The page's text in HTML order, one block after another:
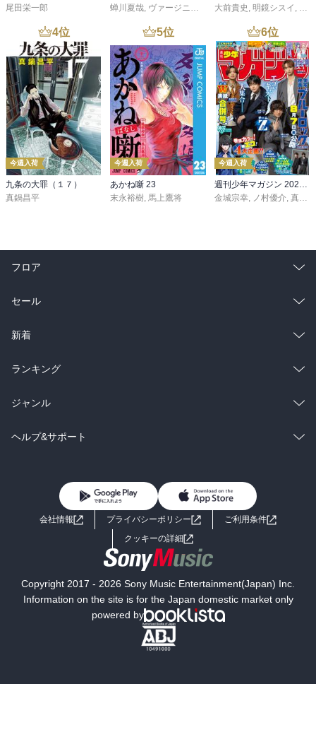
尾田栄一郎
蝉川夏哉, ヴァージニア二等兵 ,転
大前貴史 , 明鏡シスイ , ｔ
4位
今週入荷
九条の大罪（１７）
真鍋昌平
5位
今週入荷
あかね噺 23
末永裕樹, 馬上鷹将
6位
今週入荷
週刊少年マガジン 2026年36・37号[2026年8月5日発売]
金城宗幸, ノ村優介, 真島ヒロ
フロア
総合
ラノベ
雑誌・グラビア
BL・TL
セール
総合
ラノベ
雑誌・グラビア
BL・TL
新着
総合
ラノベ
雑誌・グラビア
ランキング
総合
ラノベ
ジャンル
コミック
ライトノベル 男子向けラノベ
小説
海外小説
ミステリー SF
文学
ヘルプ&サポート
よくあるご質問 お問い合わせ
会社情報 プライバシーポリシー
ご利用条件
クッキーの詳細
Copyright 2017 - 2026 Sony Music Entertainment(Japan) Inc.
Information on the site is for the Japan domestic market only
powered by